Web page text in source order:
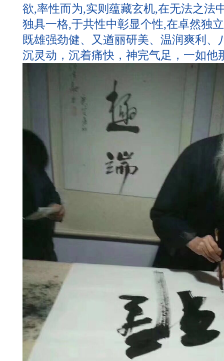
欲,率性而为,实则蕴藏玄机,在无法之法
独具一格,于共性中彰显个性,在卓然独
既雄强劲健、又遒丽研美、温润爽利、
沉灵动，沉着痛快，神完气足，一如他